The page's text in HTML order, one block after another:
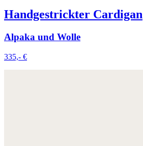
Handgestrickter Cardigan
Alpaka und Wolle
335,- €